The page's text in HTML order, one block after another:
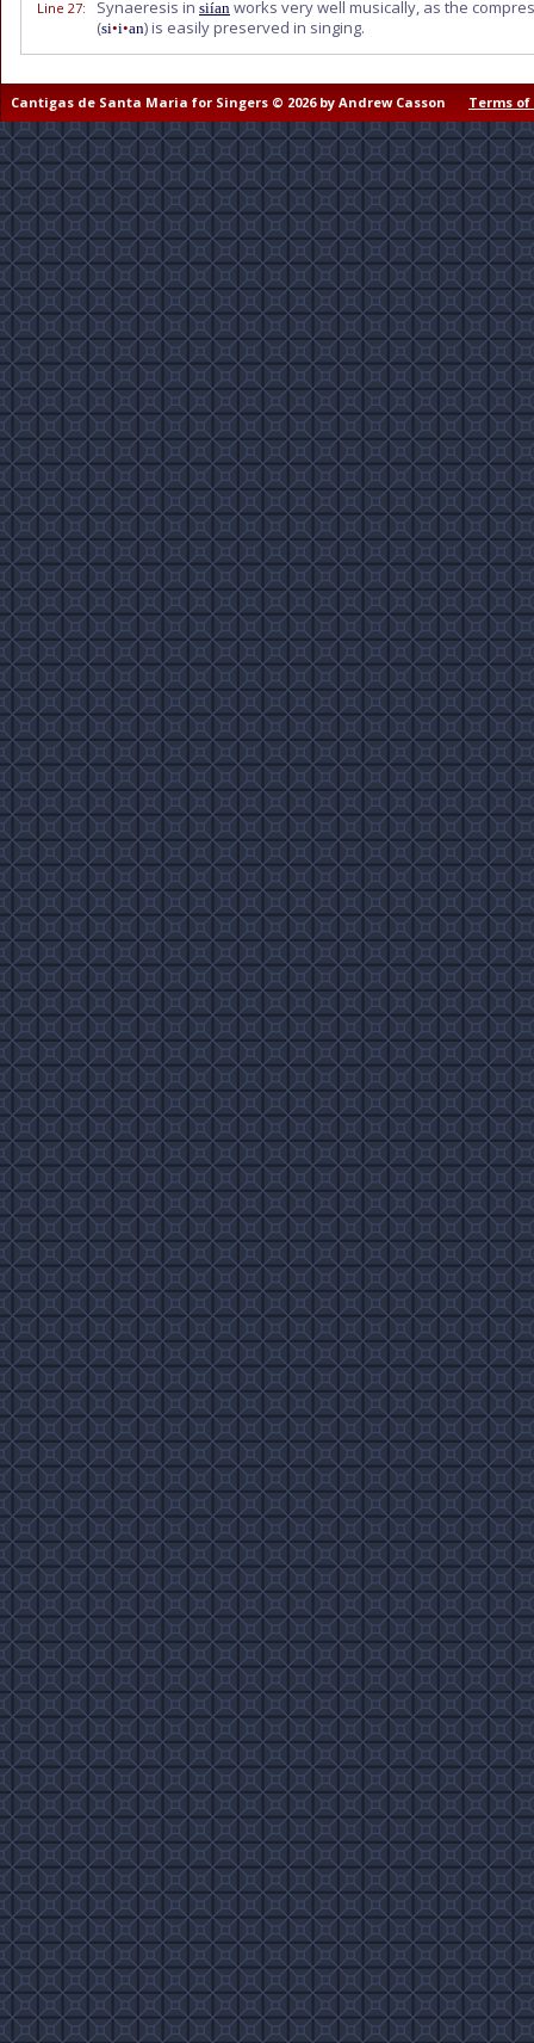
Line 27: Synaeresis in siían works very well musically, as the
(si•i•an) is easily preserved in singing.
Cantigas de Santa Maria for Singers © 2026 by Andrew Casson Terms of